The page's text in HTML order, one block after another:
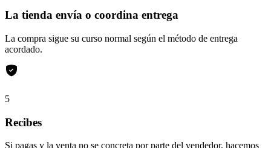
La tienda envía o coordina entrega
La compra sigue su curso normal según el método de entrega
acordado.
5
Recibes
Si pagas y la venta no se concreta por parte del vendedor, hacemos